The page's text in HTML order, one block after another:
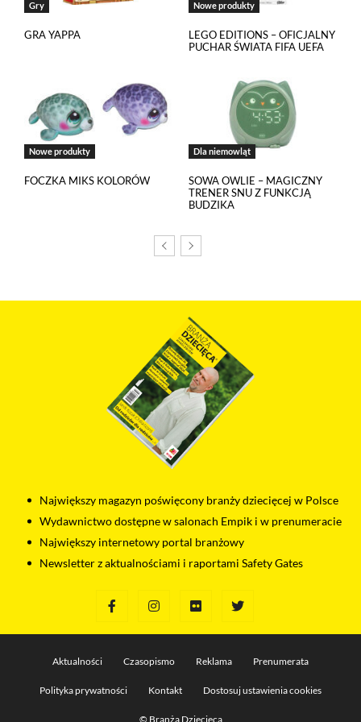
Gry
GRA YAPPA
Nowe produkty
LEGO EDITIONS – OFICJALNY
PUCHAR ŚWIATA FIFA UEFA
Nowe produkty
FOCZKA MIKS KOLORÓW
Dla niemowląt
SOWA OWLIE – MAGICZNY
TRENER SNU Z FUNKCJĄ
BUDZIKA
Największy magazyn poświęcony branży dziecięcej w Polsce
Wydawnictwo dostępne w salonach Empik i w prenumeracie
Największy internetowy portal branżowy
Newsletter z aktualnościami i raportami Safety Gates
© Branża Dziecięca
Aktualności Czasopismo Reklama Prenumerata
Polityka prywatności Kontakt Dostosuj ustawienia cookies
z narzędzi zewnętrznych na zasadach opisanych szczegółowo
w polityce prywatności
Jeżeli chcesz zaakceptować wszystkie stosowane przez tutaj pliki
Akceptuję wszystkie pliki cookies
Te pliki cookies pozostają zawsze aktywne i nie masz
możliwości wyboru w tym zakresie. Są to pliki cookies, dzięki
na stronie oraz mechanizm logowania do konta użytkownika
i utrzymywania sesji po zalogowaniu. Ponadto, w plikach
Korzystamy z Google Analytics, czyli narzędzia
pozwalającego na gromadzenie, przeglądanie i analizę
statystyk związanych z aktywnością użytkowników na naszej
stronie. Kod śledzący Google Analytics gromadzi informacje
na temat Twojej aktywności na naszej stronie, które mogą być
przez Google wykorzystywane przy budowaniu Twojego
profilu użytkownika. Ponadto, informacje z Google Analytics
mogą być wykorzystywane w ustawieniach kampanii
Google.
Salesflare
automatycznie gromadzić informacje na temat Twojej
Dane te pomagają nam lepiej rozumieć naszych klientów
sobie tego nie życzysz, możesz wyłączyć pliki cookies